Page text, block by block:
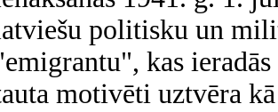
politisku un
kas
motivēti uztvēra